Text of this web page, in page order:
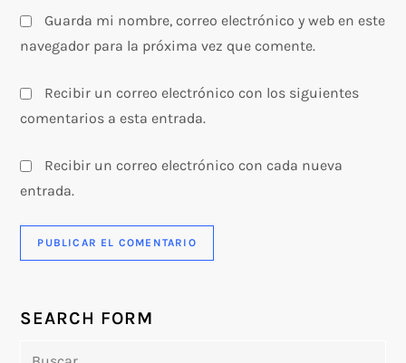
Guarda mi nombre, correo electrónico y web en este
navegador para la próxima vez que comente.
Recibir un correo electrónico con los siguientes
comentarios a esta entrada.
Recibir un correo electrónico con cada nueva
entrada.
SEARCH FORM